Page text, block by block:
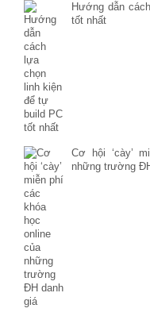
Hướng dẫn
tốt nhất
Cơ hội ‘cày’
những trường